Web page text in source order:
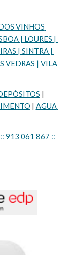
VINHOS
| LOURES |
| SINTRA |
VEDRAS | VILA
| AGUA
913 061 867 ::